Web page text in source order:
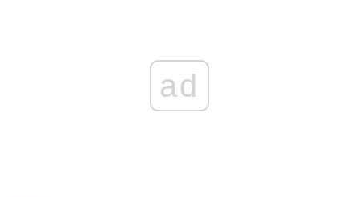
ad